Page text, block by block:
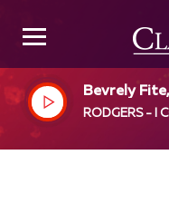
Bevrely
RODGERS - I